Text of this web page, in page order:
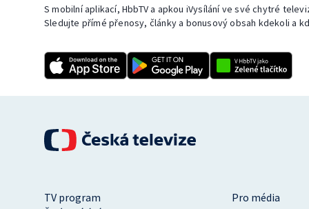
S mobilní aplikací, HbbTV a apkou iVysílání ve své chytré
Sledujte přímé přenosy, články a bonusový obsah kdekoli a
TV program
Pro média